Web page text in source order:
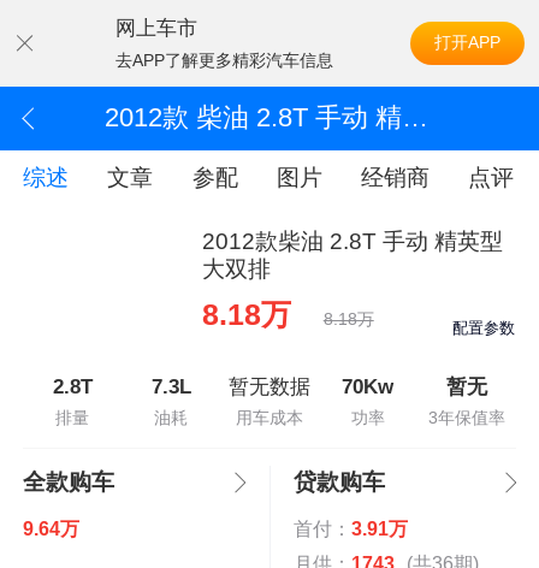
网上车市
去APP了解更多精彩汽车信息
打开APP
2012款 柴油 2.8T 手动 精英型大双排
综述 文章 参配 图片 经销商 点评
2012款柴油 2.8T 手动 精英型
大双排
8.18万 8.18万 配置参数
2.8T
排量
7.3L
油耗
暂无数据
用车成本
70Kw
功率
暂无
3年保值率
全款购车
9.64万
贷款购车
首付： 3.91万